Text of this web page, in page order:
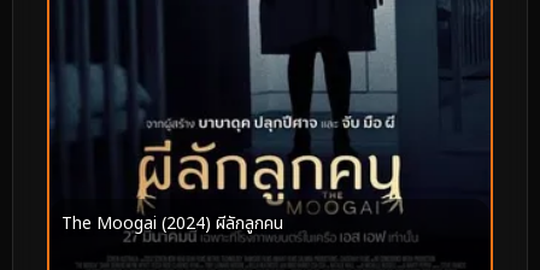
The Moogai (2024) ผีลักลูกคน